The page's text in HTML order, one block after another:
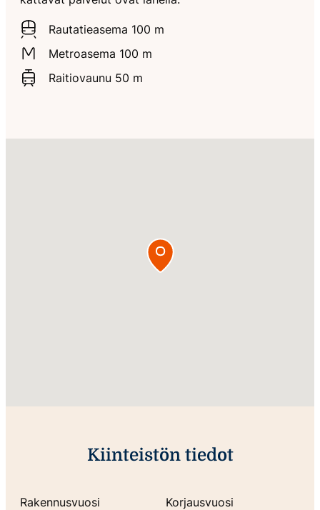
Rautatieasema 100 m
Metroasema 100 m
Raitiovaunu 50 m
Kiinteistön tiedot
Rakennusvuosi
Korjausvuosi